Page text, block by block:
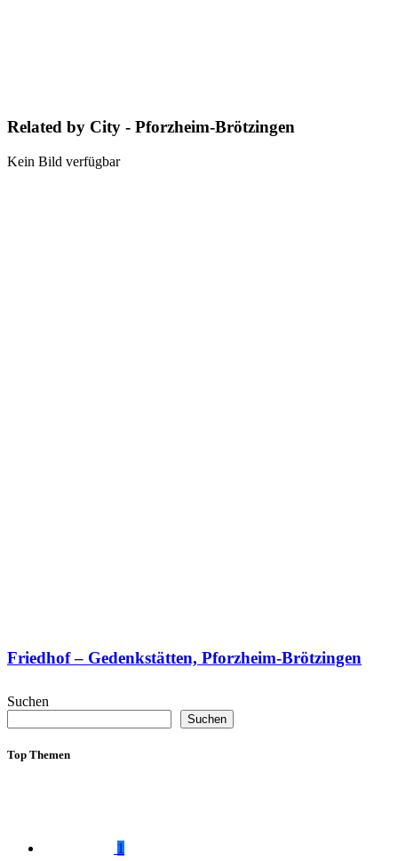
Related by City - Pforzheim-Brötzingen
Kein Bild verfügbar
Friedhof – Gedenkstätten, Pforzheim-Brötzingen
Suchen
Suchen
Top Themen
1